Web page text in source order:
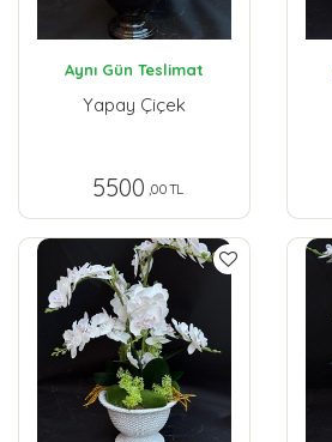
Aynı Gün Teslimat
Yapay Çiçek
5500 ,00 TL